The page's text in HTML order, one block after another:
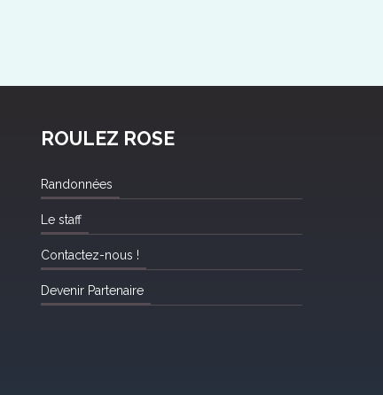
ROULEZ ROSE
Randonnées
Le staff
Contactez-nous !
Devenir Partenaire